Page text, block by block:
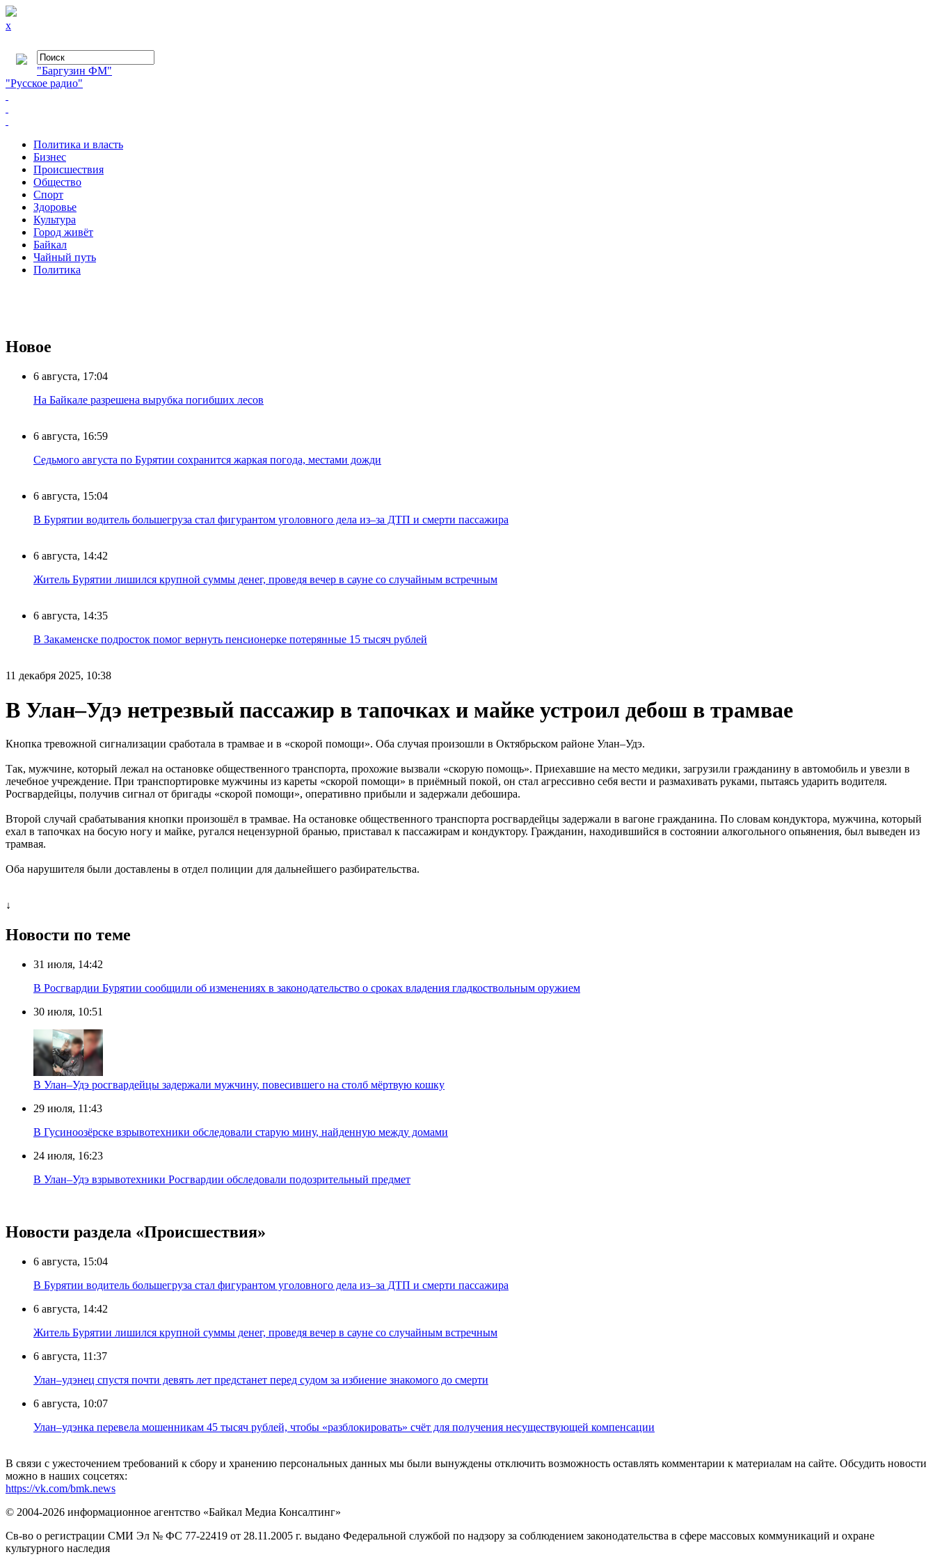
x
"Баргузин ФМ"
"Русское радио"
Политика и власть
Бизнес
Происшествия
Общество
Cпорт
Здоровье
Культура
Город живёт
Байкал
Чайный путь
Политика
Новое
6 августа, 17:04
На Байкале разрешена вырубка погибших лесов
6 августа, 16:59
Седьмого августа по Бурятии сохранится жаркая погода, местами дожди
6 августа, 15:04
В Бурятии водитель большегруза стал фигурантом уголовного дела из–за ДТП и смерти пассажира
6 августа, 14:42
Житель Бурятии лишился крупной суммы денег, проведя вечер в сауне со случайным встречным
6 августа, 14:35
В Закаменске подросток помог вернуть пенсионерке потерянные 15 тысяч рублей
11 декабря 2025, 10:38
В Улан–Удэ нетрезвый пассажир в тапочках и майке устроил дебош в трамвае
Кнопка тревожной сигнализации сработала в трамвае и в «скорой помощи». Оба случая произошли в Октябрьском районе Улан–Удэ.
Так, мужчине, который лежал на остановке общественного транспорта, прохожие вызвали «скорую помощь». Приехавшие на место медики, загрузили гражданину в автомобиль и увезли в
лечебное учреждение. При транспортировке мужчины из кареты «скорой помощи» в приёмный покой, он стал агрессивно себя вести и размахивать руками, пытаясь ударить водителя.
Росгвардейцы, получив сигнал от бригады «скорой помощи», оперативно прибыли и задержали дебошира.
Второй случай срабатывания кнопки произошёл в трамвае. На остановке общественного транспорта росгвардейцы задержали в вагоне гражданина. По словам кондуктора, мужчина, который
ехал в тапочках на босую ногу и майке, ругался нецензурной бранью, приставал к пассажирам и кондуктору. Гражданин, находившийся в состоянии алкогольного опьянения, был выведен из
трамвая.
Оба нарушителя были доставлены в отдел полиции для дальнейшего разбирательства.
↓
Новости по теме
31 июля, 14:42
В Росгвардии Бурятии сообщили об изменениях в законодательство о сроках владения гладкоствольным оружием
30 июля, 10:51
В Улан–Удэ росгвардейцы задержали мужчину, повесившего на столб мёртвую кошку
29 июля, 11:43
В Гусиноозёрске взрывотехники обследовали старую мину, найденную между домами
24 июля, 16:23
В Улан–Удэ взрывотехники Росгвардии обследовали подозрительный предмет
Новости раздела «Происшествия»
6 августа, 15:04
В Бурятии водитель большегруза стал фигурантом уголовного дела из–за ДТП и смерти пассажира
6 августа, 14:42
Житель Бурятии лишился крупной суммы денег, проведя вечер в сауне со случайным встречным
6 августа, 11:37
Улан–удэнец спустя почти девять лет предстанет перед судом за избиение знакомого до смерти
6 августа, 10:07
Улан–удэнка перевела мошенникам 45 тысяч рублей, чтобы «разблокировать» счёт для получения несуществующей компенсации
В связи с ужесточением требований к сбору и хранению персональных данных мы были вынуждены отключить возможность оставлять комментарии к материалам на сайте. Обсудить новости
можно в наших соцсетях:
https://vk.com/bmk.news
© 2004-2026 информационное агентство «Байкал Медиа Консалтинг»
Св-во о регистрации СМИ Эл № ФС 77-22419 от 28.11.2005 г. выдано Федеральной службой по надзору за соблюдением законодательства в сфере массовых коммуникаций и охране
культурного наследия